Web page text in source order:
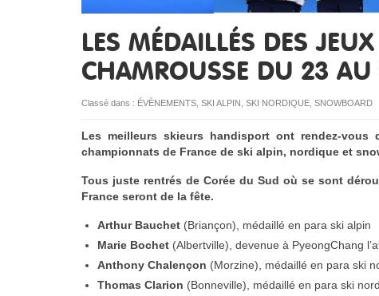
LES MÉDAILLÉS DES
CHAMROUSSE DU 23 AU
Classé dans : ÉVÈNEMENTS SKI ALPIN SKI NORDIQUE SNOWBOARD
Les meilleurs skieurs handisport ont rendez-
championnats de France de ski alpin, nordique et
Tous juste rentrés de Corée du Sud où se sont
France seront de la fête.
Arthur Bauchet (Briançon), médaillé en para ski alpin
Marie Bochet (Albertville), devenue à PyeongChang
Anthony Chalençon (Morzine), médaillé en para ski
Thomas Clarion (Bonneville), médaillé en para ski